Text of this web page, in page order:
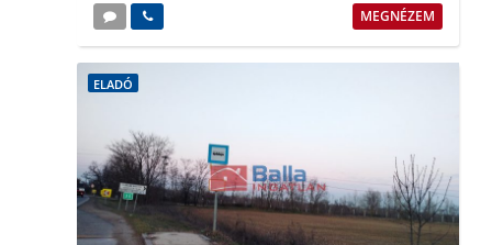
MEGNÉZEM
ELADÓ